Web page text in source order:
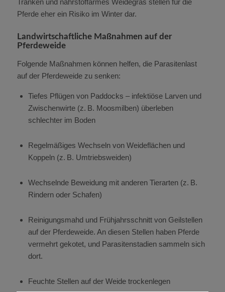
Pferde eher ein Risiko im Winter dar.
Landwirtschaftliche Maßnahmen auf der
Pferdeweide
Folgende Maßnahmen können helfen, die Parasitenlast
auf der Pferdeweide zu senken:
Tiefes Pflügen von Paddocks – infektiöse Larven und
Zwischenwirte (z. B. Moosmilben) überleben
schlechter im Boden
Regelmäßiges Wechseln von Weideflächen und
Koppeln (z. B. Umtriebsweiden)
Wechselnde Beweidung mit anderen Tierarten (z. B.
Rindern oder Schafen)
Reinigungsmahd und Frühjahrsschnitt von Geilstellen
auf der Pferdeweide. An diesen Stellen haben Pferde
vermehrt gekotet, und Parasitenstadien sammeln sich
dort.
Feuchte Stellen auf der Weide trockenlegen